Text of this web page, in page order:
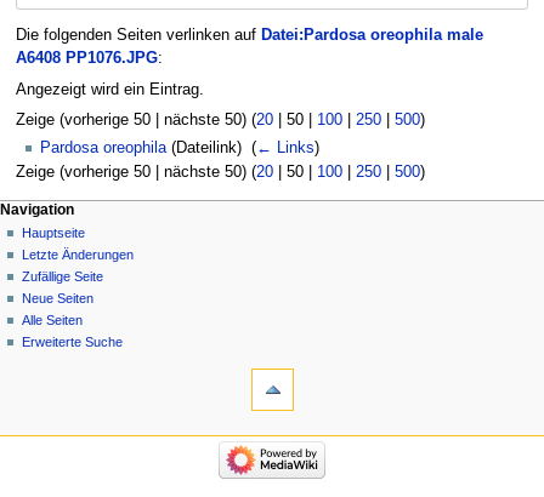
Die folgenden Seiten verlinken auf Datei:Pardosa oreophila male
A6408 PP1076.JPG:
Angezeigt wird ein Eintrag.
Zeige (vorherige 50| nächste 50) (20| 50| 100| 250| 500)
Pardosa oreophila(Dateilink) ‎ (← Links)
Zeige (vorherige 50| nächste 50) (20| 50| 100| 250| 500)
Navigation
Hauptseite
Letzte Änderungen
Zufällige Seite
Neue Seiten
Alle Seiten
Erweiterte Suche